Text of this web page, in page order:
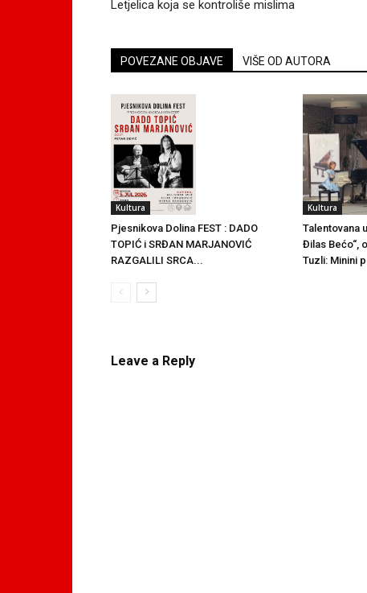
Letjelica koja se kontroliše mislima
POVEZANE OBJAVE VIŠE OD AUTORA
Kultura
Pjesnikova Dolina FEST : DADO
TOPIĆ i SRĐAN MARJANOVIĆ
RAZGALILI SRCA...
Kultura
Talentovana
Đilas Bećo“,
Tuzli: Minini
Leave a Reply